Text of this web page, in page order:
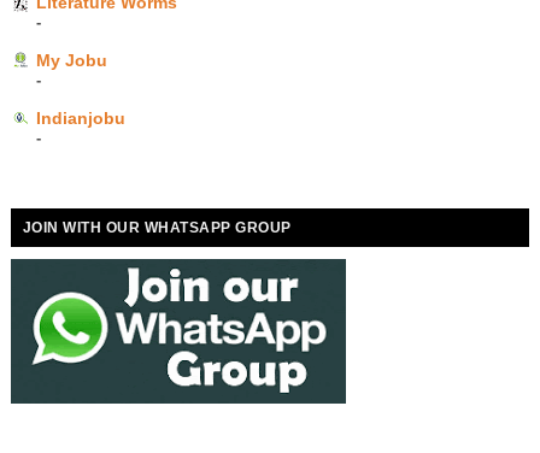
-
My Jobu
-
Indianjobu
-
JOIN WITH OUR WHATSAPP GROUP